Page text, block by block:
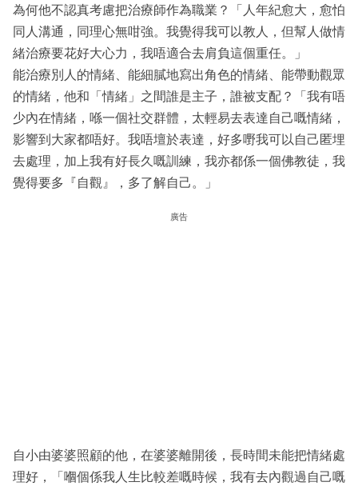
為何他不認真考慮把治療師作為職業？「人年紀愈大，愈怕
同人溝通，同理心無咁強。我覺得我可以教人，但幫人做情
緒治療要花好大心力，我唔適合去肩負這個重任。」
能治療別人的情緒、能細膩地寫出角色的情緒、能帶動觀眾
的情緒，他和「情緒」之間誰是主子，誰被支配？「我有唔
少內在情緒，喺一個社交群體，太輕易去表達自己嘅情緒，
影響到大家都唔好。我唔壇於表達，好多嘢我可以自己匿埋
去處理，加上我有好長久嘅訓練，我亦都係一個佛教徒，我
覺得要多『自觀』，多了解自己。」
廣告
自小由婆婆照顧的他，在婆婆離開後，長時間未能把情緒處
理好，「嗰個係我人生比較差嘅時候，我有去內觀過自己嘅